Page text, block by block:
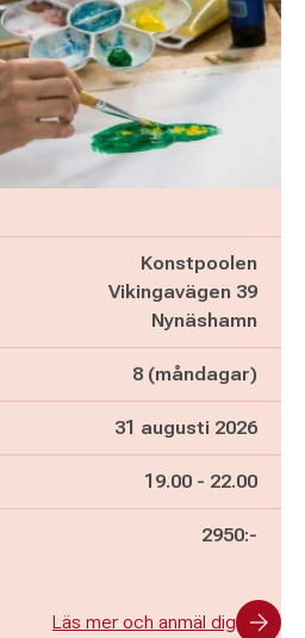
Konstpoolen
Vikingavägen 39
Nynäshamn
8 (måndagar)
31 augusti 2026
Pågår mellan
19.00 - och
22.00
2950:-
Läs mer och anmäl dig